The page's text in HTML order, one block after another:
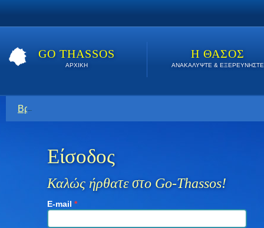
GO THASSOS
ΑΡΧΙΚΗ
Η ΘΑΣΟΣ
ΑΝΑΚΑΛΥΨΤΕ & ΕΞΕΡΕΥΝΗΣΤΕ
Βρείτε εδώ τις καλύτερες προσφορές όλο το καλοκαίρι.
Είσοδος
Καλώς ήρθατε στο Go-Thassos!
E-mail *